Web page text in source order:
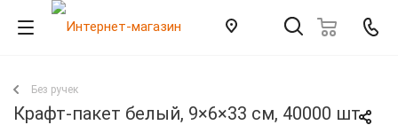
Без ручек
Крафт-пакет белый, 9×6×33 см, 40000 шт.